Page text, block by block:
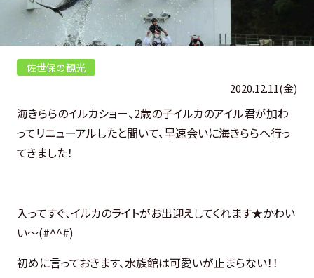
佐世保の観光
2020.12.11(金)
海きららのイルカショー、2歳の子イルカのアイル君が加わ
ってリニューアルしたと聞いて、早速会いに海きららへ行っ
てきました！
入ってすぐ、イルカのライトがお出迎えしてくれます★かわい
い～(#^^#)
初めに言っておきます、水族館は可愛いが止まらない！！